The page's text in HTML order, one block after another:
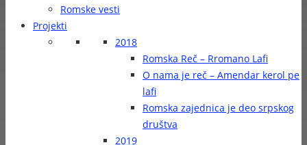
Romske vesti
Projekti
2018
Romska Reč – Rromano Lafi
O nama je reč – Amendar kerol pe
lafi
Romska zajednica je deo srpskog
društva
2019